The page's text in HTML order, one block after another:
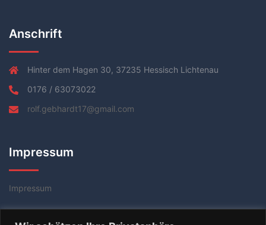
Anschrift
Hinter dem Hagen 30, 37235 Hessisch Lichtenau
0176 / 63073022
rolf.gebhardt17@gmail.com
Impressum
Impressum